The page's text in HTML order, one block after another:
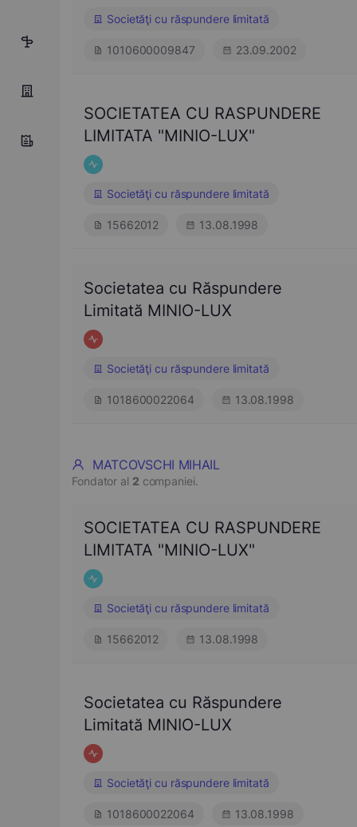
Societăţi cu răspundere limitată
1010600009847 23.09.2002
SOCIETATEA CU RASPUNDERE
LIMITATA "MINIO-LUX"
Societăţi cu răspundere limitată
15662012 13.08.1998
Societatea cu Răspundere
Limitată MINIO-LUX
Societăţi cu răspundere limitată
1018600022064 13.08.1998
MATCOVSCHI MIHAIL
Fondator al 2 companiei.
SOCIETATEA CU RASPUNDERE
LIMITATA "MINIO-LUX"
Societăţi cu răspundere limitată
15662012 13.08.1998
Societatea cu Răspundere
Limitată MINIO-LUX
Societăţi cu răspundere limitată
1018600022064 13.08.1998